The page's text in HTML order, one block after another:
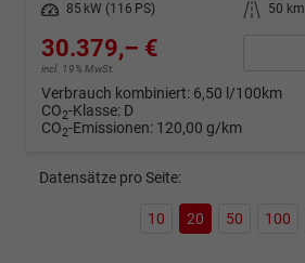
Leistung
85 kW (116 PS) Kilometerstand 50 km
30.379,– €
incl. 19% MwSt.
Verbrauch kombiniert: 6,50 l/100km
CO2-Klasse: D
CO2-Emissionen: 120,00 g/km
Datensätze pro Seite:
10 20 50 100